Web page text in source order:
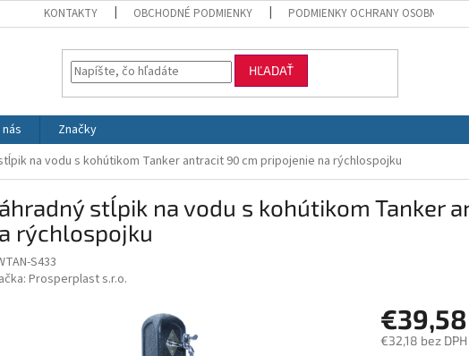
KONTAKTY OBCHODNÉ PODMIENKY PODMIENKY OCHRANY OSOBNÝCH
HĽADAŤ
Značky
na vodu s kohútikom Tanker antracit 90 cm pripojenie na rýchlospojku
stĺpik na vodu s kohútikom Tanker
rýchlospojku
S433
Prosperplast s.r.o.
€39,58
€32,18 bez DPH